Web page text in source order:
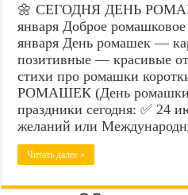
🌼 СЕГОДНЯ ДЕНЬ
января Доброе
января День ромашек —
позитивные — красивые
стихи про ромашки
РОМАШЕК (День
праздники сегодня: ✅ 24
желаний или
Читать далее »